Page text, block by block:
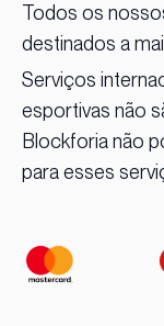
Todos os
destinados a
Serviços
esportivas não
Blockforia não
para esses